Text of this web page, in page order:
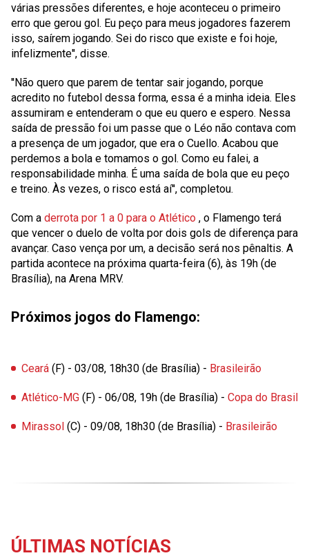
várias pressões diferentes, e hoje aconteceu o primeiro
erro que gerou gol. Eu peço para meus jogadores fazerem
isso, saírem jogando. Sei do risco que existe e foi hoje,
infelizmente'', disse.
''Não quero que parem de tentar sair jogando, porque
acredito no futebol dessa forma, essa é a minha ideia. Eles
assumiram e entenderam o que eu quero e espero. Nessa
saída de pressão foi um passe que o Léo não contava com
a presença de um jogador, que era o Cuello. Acabou que
perdemos a bola e tomamos o gol. Como eu falei, a
responsabilidade minha. É uma saída de bola que eu peço
e treino. Às vezes, o risco está aí'', completou.
Com a derrota por 1 a 0 para o Atlético , o Flamengo terá
que vencer o duelo de volta por dois gols de diferença para
avançar. Caso vença por um, a decisão será nos pênaltis. A
partida acontece na próxima quarta-feira (6), às 19h (de
Brasília), na Arena MRV.
Próximos jogos do Flamengo:
Ceará (F) - 03/08, 18h30 (de Brasília) - Brasileirão
Atlético-MG (F) - 06/08, 19h (de Brasília) - Copa do Brasil
Mirassol (C) - 09/08, 18h30 (de Brasília) - Brasileirão
ÚLTIMAS NOTÍCIAS